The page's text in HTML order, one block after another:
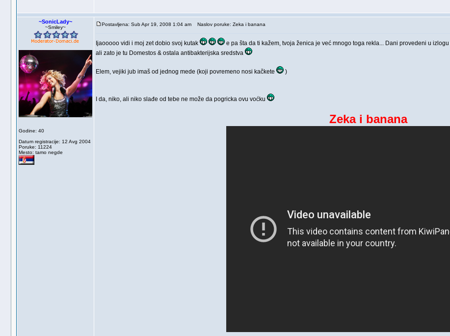
~SonicLady~
~Smiley~
Godine: 40
Datum registracije: 12 Avg 2004
Poruke: 11224
Mesto: tamo negde
Postavljena: Sub Apr 19, 2008 1:04 am Naslov poruke: Zeka i banana
Ijaooooo vidi i moj zet dobio svoj kutak
e pa šta da ti kažem, tvoja ženica je već mnogo toga rekla... Dani provedeni u
ali zato je tu Domestos & ostala antibakterijska sredstva
Elem, vejiki jub imaš od jednog mede (koji povremeno nosi kačkete )
I da, niko, ali niko slađe od tebe ne može da pogricka ovu voćku
Zeka i banana